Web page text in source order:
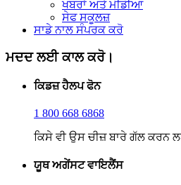
ਖਬਰਾਂ ਅਤੇ ਮੀਡੀਆ
ਸੇਫ ਸਕੂਲਜ਼
ਸਾਡੇ ਨਾਲ ਸੰਪਰਕ ਕਰੋ
ਮਦਦ ਲਈ ਕਾਲ ਕਰੋ।
ਕਿਡਜ਼ ਹੈਲਪ ਫੋਨ
1 800 668 6868
ਕਿਸੇ ਵੀ ਉਸ ਚੀਜ਼ ਬਾਰੇ ਗੱਲ ਕਰਨ
ਯੂਥ ਅਗੇਂਸਟ ਵਾਇਲੈਂਸ